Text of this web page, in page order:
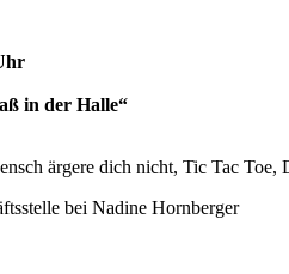
in der Halle“
ärgere dich nicht, Tic Tac
bei Nadine Hornberger